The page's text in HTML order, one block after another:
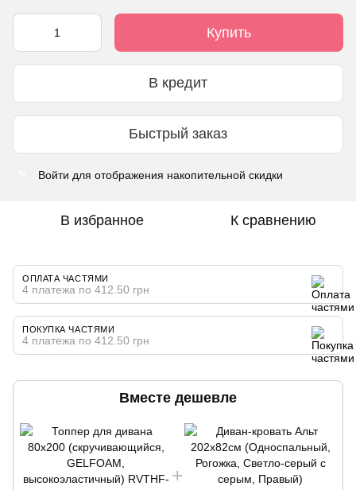
Купить
В кредит
Быстрый заказ
Войти для отображения накопительной скидки
В избранное К сравнению
ОПЛАТА ЧАСТЯМИ
4 платежа по 412.50 грн
ПОКУПКА ЧАСТЯМИ
4 платежа по 412.50 грн
Вместе дешевле